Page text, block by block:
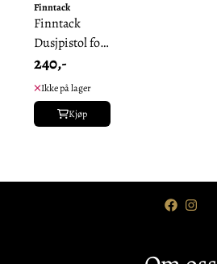
Finntack
Finntack
Dusjpistol for
Vannslange
240,-
Ikke på lager
Kjøp